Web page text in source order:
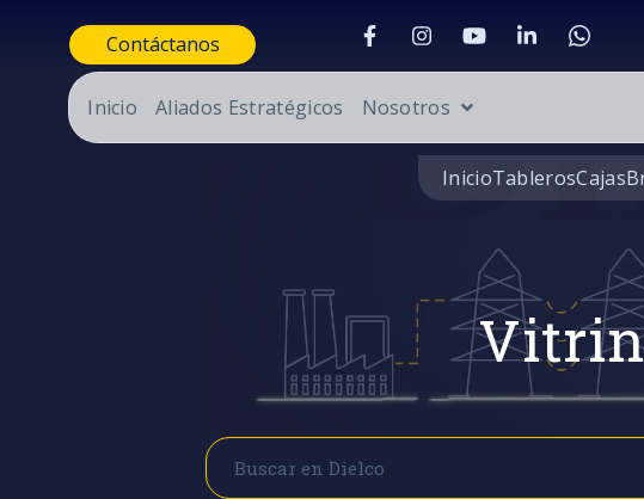
Contáctanos
Inicio Aliados Estratégicos Nosotros
InicioTablerosCajas
Buscar